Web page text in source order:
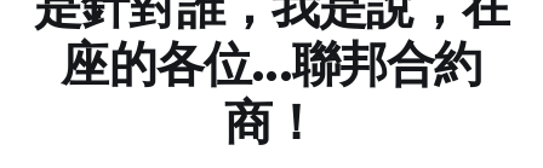
座的各位...聯邦合約
商！